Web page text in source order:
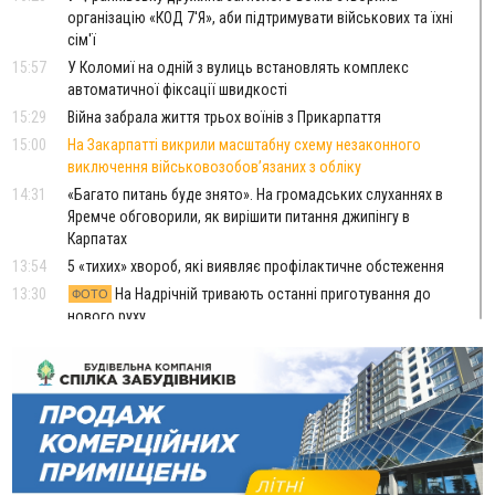
організацію «КОД 7'Я», аби підтримувати військових та їхні
сім'ї
15:57
У Коломиї на одній з вулиць встановлять комплекс
автоматичної фіксації швидкості
15:29
Війна забрала життя трьох воїнів з Прикарпаття
15:00
На Закарпатті викрили масштабну схему незаконного
виключення військовозобов’язаних з обліку
14:31
«Багато питань буде знято». На громадських слуханнях в
Яремче обговорили, як вирішити питання джипінгу в
Карпатах
13:54
5 «тихих» хвороб, які виявляє профілактичне обстеження
13:30
ФОТО
На Надрічній тривають останні приготування до
нового руху
У Франківську зафіксували найбільшу спеку за всю історію
спостережень
12:24
Лікування наркоманії Київ: чому важливо розпочати
терапію якомога раніше
12:00
Франківця, який у Косові викрав за магазину понад 640
тисяч гривень у валюті, засудили до 5 років